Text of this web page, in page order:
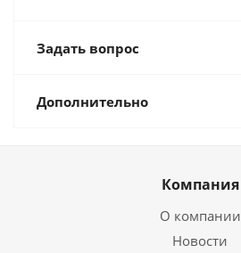
Задать вопрос
Дополнительно
Компания
О компании
Новости